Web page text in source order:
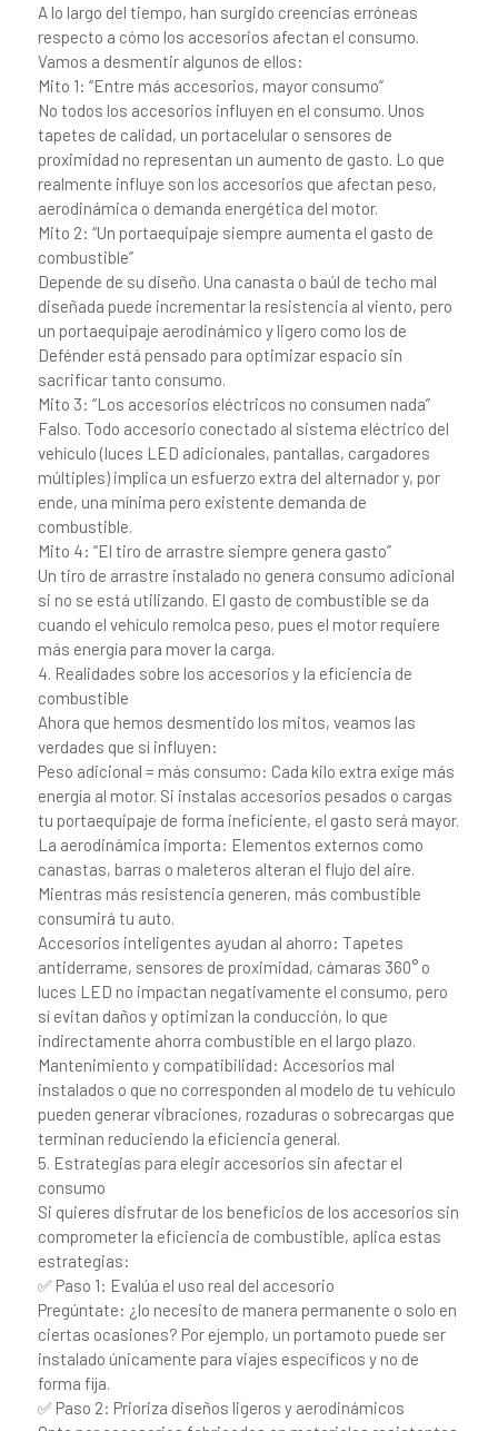
A lo largo del tiempo, han surgido creencias erróneas
respecto a cómo los accesorios afectan el consumo.
Vamos a desmentir algunos de ellos:
Mito 1: “Entre más accesorios, mayor consumo”
No todos los accesorios influyen en el consumo. Unos
tapetes de calidad, un portacelular o sensores de
proximidad no representan un aumento de gasto. Lo que
realmente influye son los accesorios que afectan peso,
aerodinámica o demanda energética del motor.
Mito 2: “Un portaequipaje siempre aumenta el gasto de
combustible”
Depende de su diseño. Una canasta o baúl de techo mal
diseñada puede incrementar la resistencia al viento, pero
un portaequipaje aerodinámico y ligero como los de
Defénder está pensado para optimizar espacio sin
sacrificar tanto consumo.
Mito 3: “Los accesorios eléctricos no consumen nada”
Falso. Todo accesorio conectado al sistema eléctrico del
vehículo (luces LED adicionales, pantallas, cargadores
múltiples) implica un esfuerzo extra del alternador y, por
ende, una mínima pero existente demanda de
combustible.
Mito 4: “El tiro de arrastre siempre genera gasto”
Un tiro de arrastre instalado no genera consumo adicional
si no se está utilizando. El gasto de combustible se da
cuando el vehículo remolca peso, pues el motor requiere
más energía para mover la carga.
4. Realidades sobre los accesorios y la eficiencia de
combustible
Ahora que hemos desmentido los mitos, veamos las
verdades que sí influyen:
Peso adicional = más consumo: Cada kilo extra exige más
energía al motor. Si instalas accesorios pesados o cargas
tu portaequipaje de forma ineficiente, el gasto será mayor.
La aerodinámica importa: Elementos externos como
canastas, barras o maleteros alteran el flujo del aire.
Mientras más resistencia generen, más combustible
consumirá tu auto.
Accesorios inteligentes ayudan al ahorro: Tapetes
antiderrame, sensores de proximidad, cámaras 360° o
luces LED no impactan negativamente el consumo, pero
sí evitan daños y optimizan la conducción, lo que
indirectamente ahorra combustible en el largo plazo.
Mantenimiento y compatibilidad: Accesorios mal
instalados o que no corresponden al modelo de tu vehículo
pueden generar vibraciones, rozaduras o sobrecargas que
terminan reduciendo la eficiencia general.
5. Estrategias para elegir accesorios sin afectar el
consumo
Si quieres disfrutar de los beneficios de los accesorios sin
comprometer la eficiencia de combustible, aplica estas
estrategias:
✅ Paso 1: Evalúa el uso real del accesorio
Pregúntate: ¿lo necesito de manera permanente o solo en
ciertas ocasiones? Por ejemplo, un portamoto puede ser
instalado únicamente para viajes específicos y no de
forma fija.
✅ Paso 2: Prioriza diseños ligeros y aerodinámicos